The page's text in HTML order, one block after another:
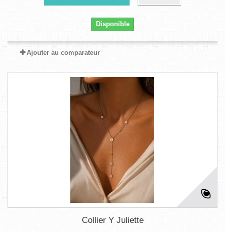
Disponible
Ajouter au comparateur
Collier Y Juliette